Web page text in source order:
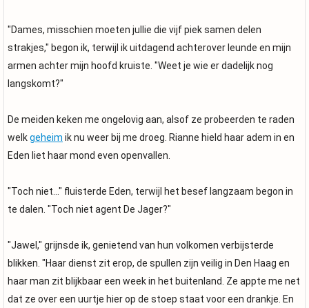
"Dames, misschien moeten jullie die vijf piek samen delen
strakjes," begon ik, terwijl ik uitdagend achterover leunde en mijn
armen achter mijn hoofd kruiste. "Weet je wie er dadelijk nog
langskomt?"
De meiden keken me ongelovig aan, alsof ze probeerden te raden
welkgeheim ik nu weer bij me droeg. Rianne hield haar adem in en
Eden liet haar mond even openvallen.
"Toch niet..." fluisterde Eden, terwijl het besef langzaam begon in
te dalen. "Toch niet agent De Jager?"
"Jawel," grijnsde ik, genietend van hun volkomen verbijsterde
blikken. "Haar dienst zit erop, de spullen zijn veilig in Den Haag en
haar man zit blijkbaar een week in het buitenland. Ze appte me net
dat ze over een uurtje hier op de stoep staat voor een drankje. En